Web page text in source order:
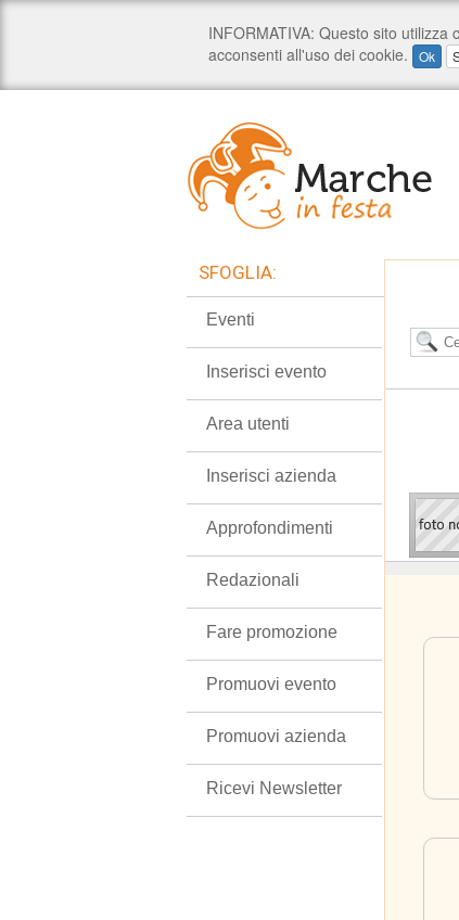
SFOGLIA:
Eventi
Inserisci evento
Area utenti
Inserisci azienda
Approfondimenti
Redazionali
Fare promozione
Promuovi evento
Promuovi azienda
Ricevi Newsletter